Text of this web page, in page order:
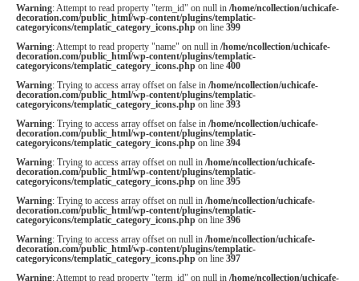
Warning: Attempt to read property "term_id" on null in /home/ncollection/uchicafe-
decoration.com/public_html/wp-content/plugins/templatic-
categoryicons/templatic_category_icons.phpon line 399
Warning: Attempt to read property "name" on null in /home/ncollection/uchicafe-
decoration.com/public_html/wp-content/plugins/templatic-
categoryicons/templatic_category_icons.phpon line 400
Warning: Trying to access array offset on false in /home/ncollection/uchicafe-
decoration.com/public_html/wp-content/plugins/templatic-
categoryicons/templatic_category_icons.phpon line 393
Warning: Trying to access array offset on false in /home/ncollection/uchicafe-
decoration.com/public_html/wp-content/plugins/templatic-
categoryicons/templatic_category_icons.phpon line 394
Warning: Trying to access array offset on null in /home/ncollection/uchicafe-
decoration.com/public_html/wp-content/plugins/templatic-
categoryicons/templatic_category_icons.phpon line 395
Warning: Trying to access array offset on null in /home/ncollection/uchicafe-
decoration.com/public_html/wp-content/plugins/templatic-
categoryicons/templatic_category_icons.phpon line 396
Warning: Trying to access array offset on null in /home/ncollection/uchicafe-
decoration.com/public_html/wp-content/plugins/templatic-
categoryicons/templatic_category_icons.phpon line 397
Warning: Attempt to read property "term_id" on null in /home/ncollection/uchicafe-